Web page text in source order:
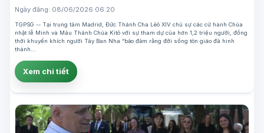
Ngày đăng: 08/06/2026 06:20
TGPSG -- Tại trung tâm Madrid, Đức Thánh Cha Lêô XIV chủ sự các cử hành Chúa
nhật lễ Mình và Máu Thánh Chúa Kitô với sự tham dự của hơn 1,2 triệu người, đồng
thời khuyến khích người Tây Ban Nha “bảo đảm rằng đời sống tôn giáo đã hình
thành…
Xem chi tiết